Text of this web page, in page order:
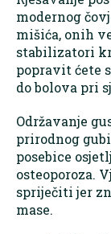
modernog
mišića, onih
stabilizatori
popravit ćete
do bolova pri
Održavanje
prirodnog
posebice
osteoporoza.
spriječiti jer
mase.